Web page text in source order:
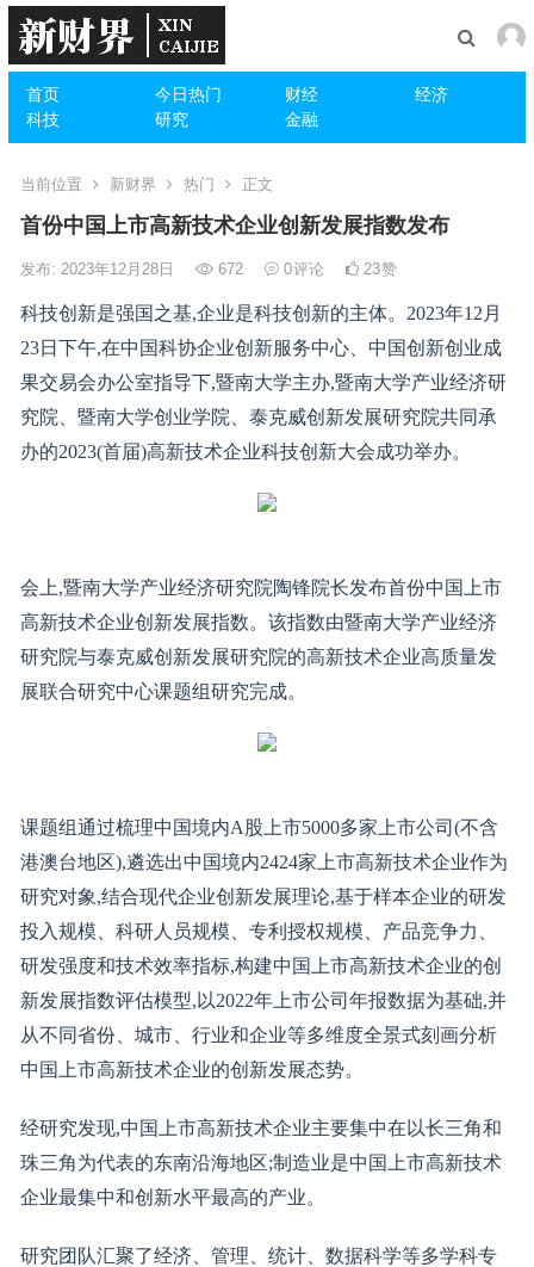
首页 今日热门 财经
经济
科技
研究 金融
当前位置 新财界 热门 正文
首份中国上市高新技术企业创新发展指数发布
发布: 2023年12月28日 672 0评论 23赞
科技创新是强国之基,企业是科技创新的主体。2023年12月
23日下午,在中国科协企业创新服务中心、中国创新创业成
果交易会办公室指导下,暨南大学主办,暨南大学产业经济研
究院、暨南大学创业学院、泰克威创新发展研究院共同承
办的2023(首届)高新技术企业科技创新大会成功举办。
会上,暨南大学产业经济研究院陶锋院长发布首份中国上市
高新技术企业创新发展指数。该指数由暨南大学产业经济
研究院与泰克威创新发展研究院的高新技术企业高质量发
展联合研究中心课题组研究完成。
课题组通过梳理中国境内A股上市5000多家上市公司(不含
港澳台地区),遴选出中国境内2424家上市高新技术企业作为
研究对象,结合现代企业创新发展理论,基于样本企业的研发
投入规模、科研人员规模、专利授权规模、产品竞争力、
研发强度和技术效率指标,构建中国上市高新技术企业的创
新发展指数评估模型,以2022年上市公司年报数据为基础,并
从不同省份、城市、行业和企业等多维度全景式刻画分析
中国上市高新技术企业的创新发展态势。
经研究发现,中国上市高新技术企业主要集中在以长三角和
珠三角为代表的东南沿海地区;制造业是中国上市高新技术
企业最集中和创新水平最高的产业。
研究团队汇聚了经济、管理、统计、数据科学等多学科专